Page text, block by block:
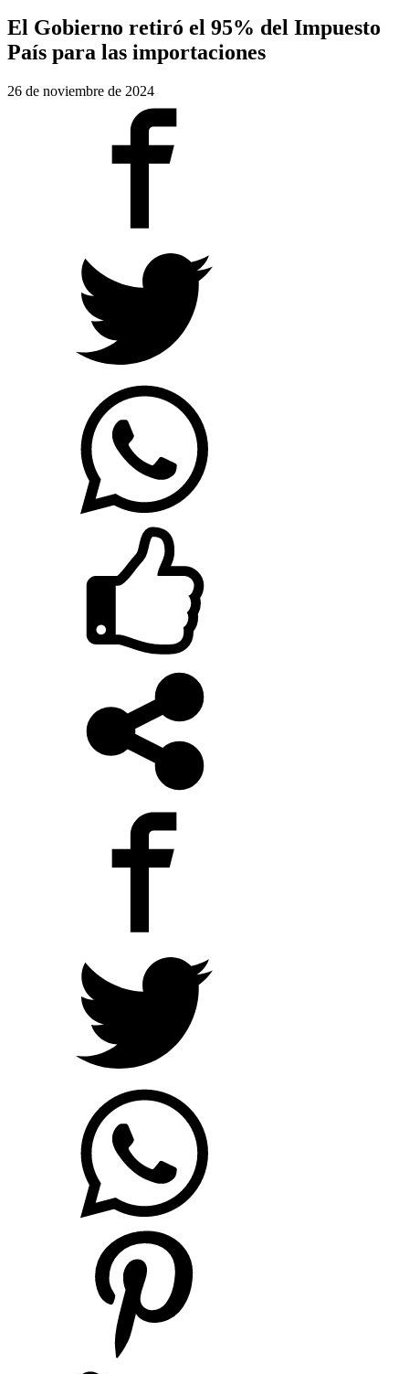
El Gobierno retiró el 95% del Impuesto
País para las importaciones
26 de noviembre de 2024